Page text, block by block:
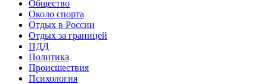
Общество
Около спорта
Отдых в России
Отдых за границей
ПДД
Политика
Происшествия
Психология